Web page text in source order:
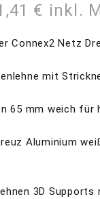
€ inkl.
Connex2 Netz
mit
65 mm weich für
Aluminium
3D